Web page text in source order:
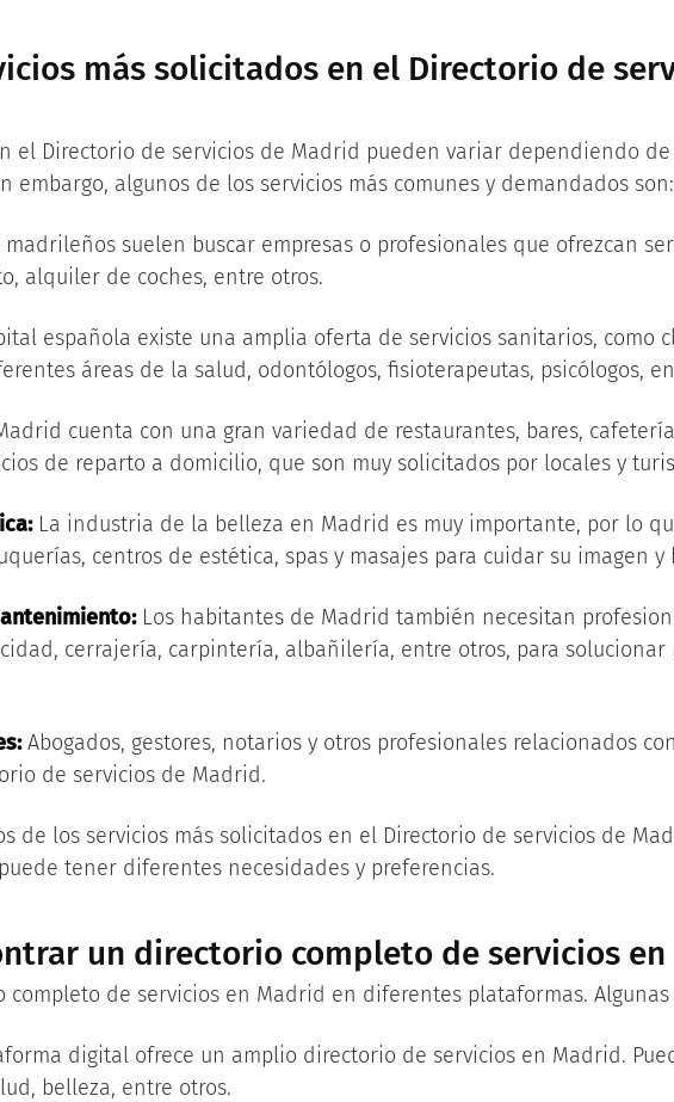
más solicitados en el Directorio de
el Directorio de servicios de Madrid pueden variar dependiendo
embargo, algunos de los servicios más comunes y demandados son:
suelen buscar empresas o profesionales que ofrezcan
alquiler de coches, entre otros.
española existe una amplia oferta de servicios sanitarios, como
áreas de la salud, odontólogos, fisioterapeutas, psicólogos,
cuenta con una gran variedad de restaurantes, bares,
de reparto a domicilio, que son muy solicitados por locales y
La industria de la belleza en Madrid es muy importante, por lo
centros de estética, spas y masajes para cuidar su imagen y
Los habitantes de Madrid también necesitan
cerrajería, carpintería, albañilería, entre otros, para solucionar
Abogados, gestores, notarios y otros profesionales relacionados
de servicios de Madrid.
de los servicios más solicitados en el Directorio de servicios de
tener diferentes necesidades y preferencias.
un directorio completo de servicios
completo de servicios en Madrid en diferentes plataformas.
digital ofrece un amplio directorio de servicios en Madrid.
belleza, entre otros.